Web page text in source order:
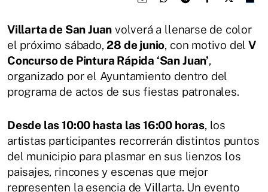
Villarta de San Juan volverá a llenarse de color
el próximo sábado,28 de junio, con motivo del V
Concurso de Pintura Rápida ‘San Juan’,
organizado por el Ayuntamiento dentro del
programa de actos de sus fiestas patronales.
Desde las 10:00 hasta las 16:00 horas, los
artistas participantes recorrerán distintos puntos
del municipio para plasmar en sus lienzos los
paisajes, rincones y escenas que mejor
representen la esencia de Villarta. Un evento